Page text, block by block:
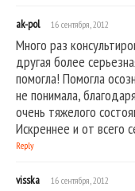
ak-pol 16 сентября, 2012
Много раз
другая более
помогла! Помогла
не понимала,
очень тяжелого
Искреннее и от всего
Reply
visska 16 сентября, 2012